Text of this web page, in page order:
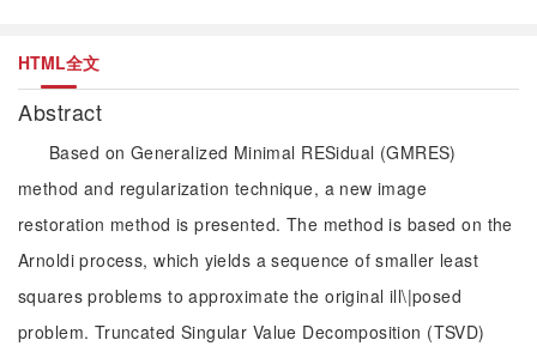
HTML全文
Abstract
Based on Generalized Minimal RESidual (GMRES)
method and regularization technique, a new image
restoration method is presented. The method is based on the
Arnoldi process, which yields a sequence of smaller least
squares problems to approximate the original ill\|posed
problem. Truncated Singular Value Decomposition (TSVD)